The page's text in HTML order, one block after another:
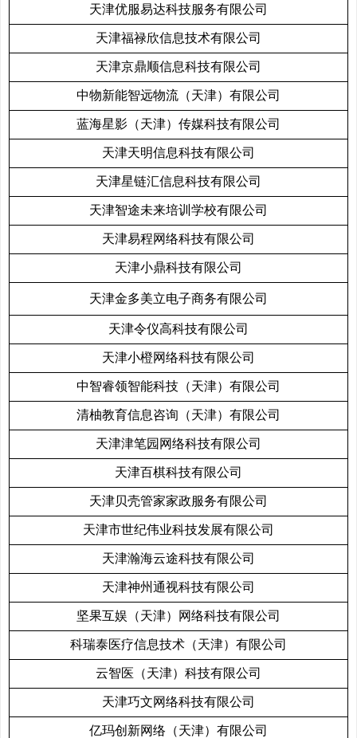
天津优服易达科技服务有限公司
天津福禄欣信息技术有限公司
天津京鼎顺信息科技有限公司
中物新能智远物流（天津）有限公司
蓝海星影（天津）传媒科技有限公司
天津天明信息科技有限公司
天津星链汇信息科技有限公司
天津智途未来培训学校有限公司
天津易程网络科技有限公司
天津小鼎科技有限公司
天津金多美立电子商务有限公司
天津令仪高科技有限公司
天津小橙网络科技有限公司
中智睿领智能科技（天津）有限公司
清柚教育信息咨询（天津）有限公司
天津津笔园网络科技有限公司
天津百棋科技有限公司
天津贝壳管家家政服务有限公司
天津市世纪伟业科技发展有限公司
天津瀚海云途科技有限公司
天津神州通视科技有限公司
坚果互娱（天津）网络科技有限公司
科瑞泰医疗信息技术（天津）有限公司
云智医（天津）科技有限公司
天津巧文网络科技有限公司
亿玛创新网络（天津）有限公司